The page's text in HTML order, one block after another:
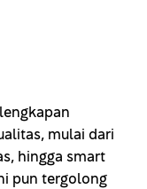
mulai dari
hingga smart
pun tergolong